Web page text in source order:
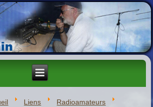
Liens
Radioamateurs